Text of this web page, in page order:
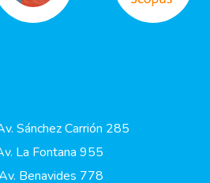
Sánchez Carrión 285
La Fontana 955
Benavides 778